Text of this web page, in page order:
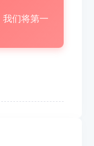
我们将第一